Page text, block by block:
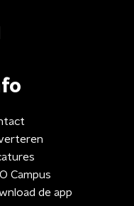
Campus
de app